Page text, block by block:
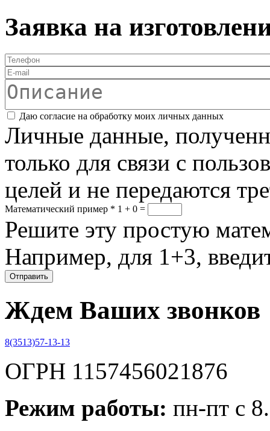
Заявка на
Телефон
E-mail
Описание
Соглашение*
Даю согласие на обработку моих личных данных
Личные данные,
только для связи с
целей и не передаются
Математический пример * 1 + 0 =
Решите эту простую
Например, для 1+3,
Ждем Ваших звонков
8(3513)57-13-13
ОГРН 1157456021876
Режим работы: пн-пт с